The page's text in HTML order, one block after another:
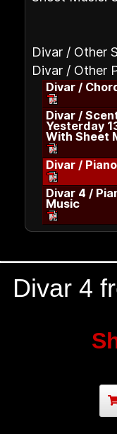
Divar / Other
Divar / Other
Divar /
Divar /
Yesterday
With Sheet
Divar /
Divar 4 /
Music
Divar 4